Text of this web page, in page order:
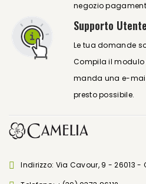
negozio
Supporto Utente
Le tua domande
Compila il modulo
manda una e-
presto possibile.
Indirizzo: Via Cavour, 9 - 26013 -